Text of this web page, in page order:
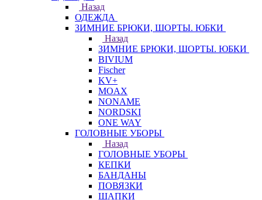
Назад
ОДЕЖДА
ЗИМНИЕ БРЮКИ, ШОРТЫ. ЮБКИ
Назад
ЗИМНИЕ БРЮКИ, ШОРТЫ. ЮБКИ
BIVIUM
Fischer
KV+
MOAX
NONAME
NORDSKI
ONE WAY
ГОЛОВНЫЕ УБОРЫ
Назад
ГОЛОВНЫЕ УБОРЫ
КЕПКИ
БАНДАНЫ
ПОВЯЗКИ
ШАПКИ